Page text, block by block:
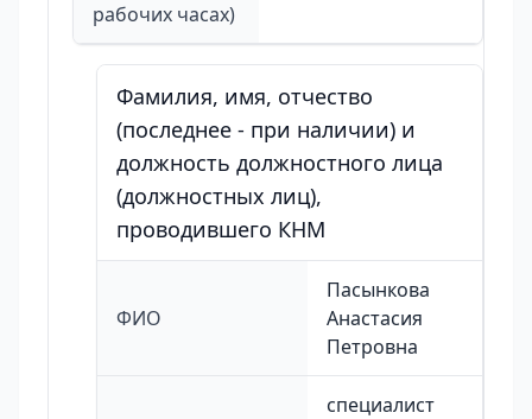
рабочих часах)
Фамилия, имя, отчество
(последнее - при наличии) и
должность должностного лица
(должностных лиц),
проводившего КНМ
ФИО
Пасынкова
Анастасия
Петровна
специалист